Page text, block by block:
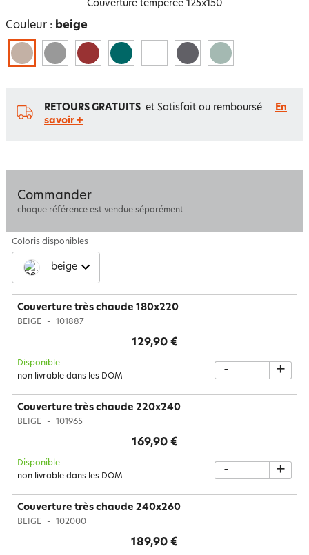
Couverture tempérée 125x150
Couleur : beige
RETOURS GRATUITS et Satisfait ou remboursé
En
savoir +
Commander
chaque référence est vendue séparément
Coloris disponibles
beige
Couverture très chaude 180x220
BEIGE 101887
129,90 €
Disponible
non livrable dans les DOM
- +
Couverture très chaude 220x240
BEIGE 101965
169,90 €
Disponible
non livrable dans les DOM
- +
Couverture très chaude 240x260
BEIGE 102000
189,90 €